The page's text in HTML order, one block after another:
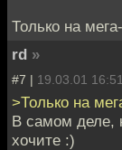
Только на
rd »
#7 | 19.03.01 16:51
>Только на
В самом деле,
хочите :)